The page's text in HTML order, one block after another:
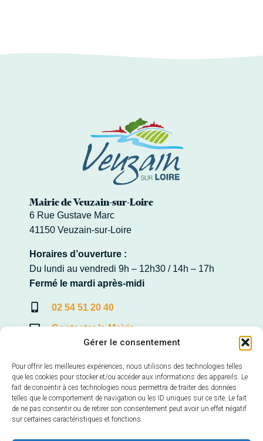
Gérer le consentement
Pour offrir les meilleures expériences, nous utilisons des technologies telles
que les cookies pour stocker et/ou accéder aux informations des appareils. Le
fait de consentir à ces technologies nous permettra de traiter des données
telles que le comportement de navigation ou les ID uniques sur ce site. Le fait
de ne pas consentir ou de retirer son consentement peut avoir un effet négatif
sur certaines caractéristiques et fonctions.
Mairie de Veuzain-sur-Loire
6 Rue Gustave Marc
41150 Veuzain-sur-Loire
Horaires d’ouverture :
Du lundi au vendredi 9h – 12h30 / 14h – 17h
Fermé le mardi après-midi
02 54 51 20 40
Contacter la Mairie
Mairie annexe de Veuves
22, Avenue de la Loire – Veuves
41150 Veuzain-sur-Loire